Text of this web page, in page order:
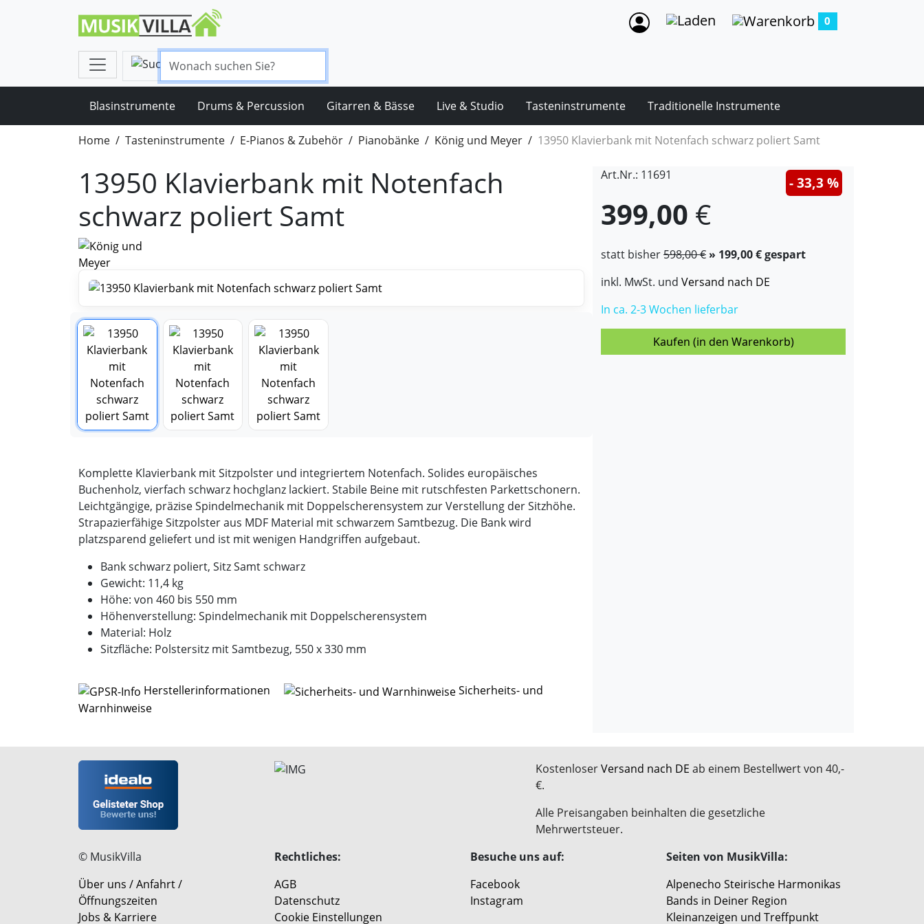
0
Blasinstrumente Drums & Percussion Gitarren & Bässe Live & Studio Tasteninstrumente Traditionelle Instrumente
Home Tasteninstrumente E-Pianos & Zubehör Pianobänke König und Meyer 13950 Klavierbank mit Notenfach schwarz poliert Samt
13950 Klavierbank mit Notenfach
schwarz poliert Samt
Komplette Klavierbank mit Sitzpolster und integriertem Notenfach. Solides europäisches
Buchenholz, vierfach schwarz hochglanz lackiert. Stabile Beine mit rutschfesten Parkettschonern.
Leichtgängige, präzise Spindelmechanik mit Doppelscherensystem zur Verstellung der Sitzhöhe.
Strapazierfähige Sitzpolster aus MDF Material mit schwarzem Samtbezug. Die Bank wird
platzsparend geliefert und ist mit wenigen Handgriffen aufgebaut.
Bank schwarz poliert, Sitz Samt schwarz
Gewicht: 11,4 kg
Höhe: von 460 bis 550 mm
Höhenverstellung: Spindelmechanik mit Doppelscherensystem
Material: Holz
Sitzfläche: Polstersitz mit Samtbezug, 550 x 330 mm
Herstellerinformationen
Sicherheits- und
Warnhinweise
Art.Nr.: 11691
399,00 €
statt bisher598,00 € » 199,00 € gespart
- 33,3 %
inkl. MwSt. und Versand nach DE
In ca. 2-3 Wochen lieferbar
Kaufen (in den Warenkorb)
KostenloserVersand nach DE ab einem Bestellwert von 40,-
€.
Alle Preisangaben beinhalten die gesetzliche
Mehrwertsteuer.
© MusikVilla
Über uns / Anfahrt /
Öffnungszeiten
Jobs & Karriere
Rechtliches:
AGB
Datenschutz
Cookie Einstellungen
Besuche uns auf:
Facebook
Instagram
Seiten von MusikVilla:
Alpenecho Steirische Harmonikas
Bands in Deiner Region
Kleinanzeigen und Treffpunkt